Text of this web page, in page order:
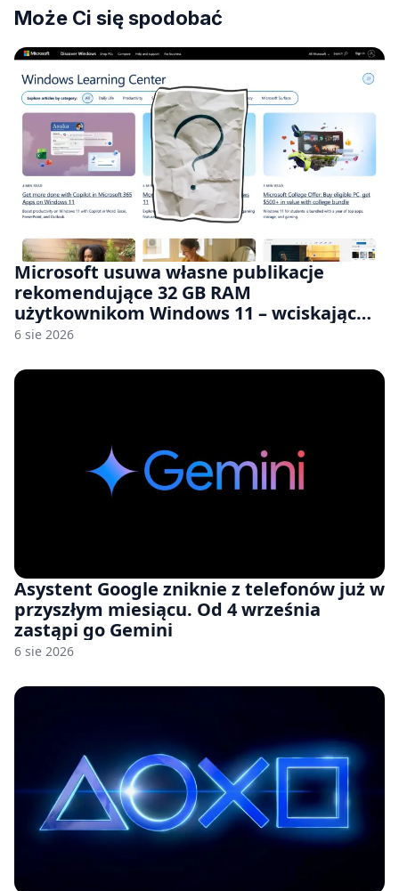
Może Ci się spodobać
Microsoft usuwa własne publikacje
rekomendujące 32 GB RAM
użytkownikom Windows 11 – wciskając
nam przy tym komputery z 8 GB RAM po
6 sie 2026
Asystent Google zniknie z telefonów już w
przyszłym miesiącu. Od 4 września
zastąpi go Gemini
6 sie 2026